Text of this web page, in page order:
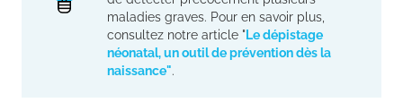
maladies graves. Pour en savoir plus,
consultez notre article "Le dépistage
néonatal, un outil de prévention dès la
naissance".